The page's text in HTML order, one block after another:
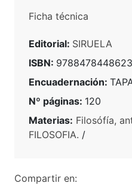
Ficha técnica
Editorial: SIRUELA
ISBN: 9788478448623
Encuadernación:
Nº páginas: 120
Materias: Filosófía,
FILOSOFIA. /
Compartir en: